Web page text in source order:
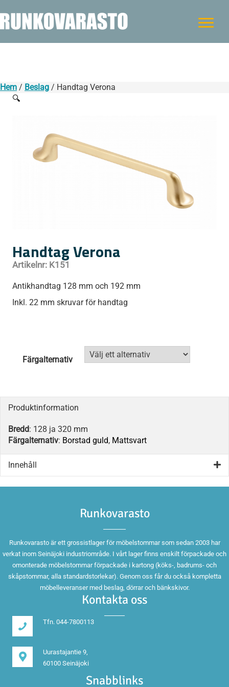
Hem / Beslag / Handtag Verona
🔍
Handtag Verona
Artikelnr: K151
Antikhandtag 128 mm och 192 mm
Inkl. 22 mm skruvar för handtag
Färgalternativ
Produktinformation
Bredd: 128 ja 320 mm
Färgalternativ: Borstad guld, Mattsvart
Innehåll
Runkovarasto
Runkovarasto är ett grossistlager för möbelstommar som sedan 2003 har
verkat inom Seinäjoki industriområde. I vårt lager finns enskilt förpackade och
omonterade möbelstommar förpackade i kartong (köks-, badrums- och
skåpstommar, alla standardstorlekar). Genom oss får du också kompletta
möbelleveranser med beslag, dörrar och bänkskivor.
Kontakta oss
Tfn. 044-7800113
Uurastajantie 9,
60100 Seinäjoki
Snabblinks